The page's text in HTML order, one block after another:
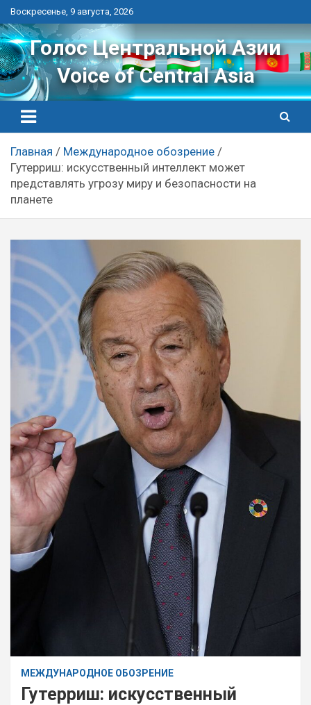
Перейти
к
контенту
Воскресенье, 9 августа, 2026
Голос Центральной Азии
Voice of Central Asia
Главная
Международное обозрение
Гутерриш: искусственный интеллект может
представлять угрозу миру и безопасности на
планете
МЕЖДУНАРОДНОЕ ОБОЗРЕНИЕ
Гутерриш: искусственный